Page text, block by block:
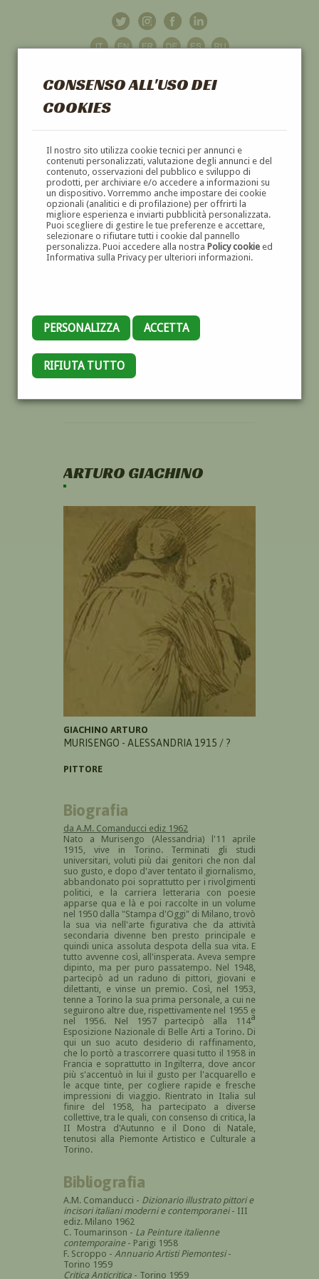
CONSENSO ALL'USO DEI
COOKIES
Il nostro sito utilizza cookie tecnici per annunci e
contenuti personalizzati, valutazione degli annunci e del
contenuto, osservazioni del pubblico e sviluppo di
prodotti, per archiviare e/o accedere a informazioni su
un dispositivo. Vorremmo anche impostare dei cookie
opzionali (analitici e di profilazione) per offrirti la
migliore esperienza e inviarti pubblicità personalizzata.
Puoi scegliere di gestire le tue preferenze e accettare,
selezionare o rifiutare tutti i cookie dal pannello
personalizza. Puoi accedere alla nostra Policy cookieed
Informativa sulla Privacy per ulteriori informazioni.
PERSONALIZZA ACCETTA
RIFIUTA TUTTO
GALLERIAD'ARTE
DIPINTI E SCULTURE '800 E '900
ARTURO GIACHINO
GIACHINO ARTURO
MURISENGO - ALESSANDRIA 1915 / ?
PITTORE
Biografia
da A.M. Comanducci ediz 1962
Nato a Murisengo (Alessandria) l'11 aprile
1915, vive in Torino. Terminati gli studi
universitari, voluti più dai genitori che non dal
suo gusto, e dopo d'aver tentato il giornalismo,
abbandonato poi soprattutto per i rivolgimenti
politici, e la carriera letteraria con poesie
apparse qua e là e poi raccolte in un volume
nel 1950 dalla "Stampa d'Oggi" di Milano, trovò
la sua via nell'arte figurativa che da attività
secondaria divenne ben presto principale e
quindi unica assoluta despota della sua vita. E
tutto avvenne così, all'insperata. Aveva sempre
dipinto, ma per puro passatempo. Nel 1948,
partecipò ad un raduno di pittori, giovani e
dilettanti, e vinse un premio. Così, nel 1953,
tenne a Torino la sua prima personale, a cui ne
seguirono altre due, rispettivamente nel 1955 e
nel 1956. Nel 1957 partecipò alla 114a
Esposizione Nazionale di Belle Arti a Torino. Di
qui un suo acuto desiderio di raffinamento,
che lo portò a trascorrere quasi tutto il 1958 in
Francia e soprattutto in Ingilterra, dove ancor
più s'accentuò in lui il gusto per l'acquarello e
le acque tinte, per cogliere rapide e fresche
impressioni di viaggio. Rientrato in Italia sul
finire del 1958, ha partecipato a diverse
collettive, tra le quali, con consenso di critica, la
II Mostra d'Autunno e il Dono di Natale,
tenutosi alla Piemonte Artistico e Culturale a
Torino.
Bibliografia
A.M. Comanducci - Dizionario illustrato pittori e
incisori italiani moderni e contemporanei- III
ediz. Milano 1962
C. Toumarinson - La Peinture italienne
contemporaine - Parigi 1958
F. Scroppo - Annuario Artisti Piemontesi-
Torino 1959
Critica Anticritica - Torino 1959